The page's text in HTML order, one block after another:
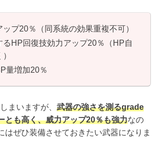
ップ20％（同系統の効果重複不可）
るHP回復技効力アップ20％（HP自
量増加20％
まいますが、 武器の強さを測るgrade
とも高く、威力アップ20％も強力なの
はぜひ装備させておきたい武器になりま